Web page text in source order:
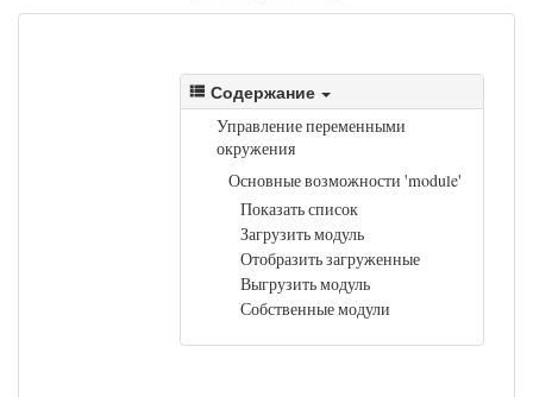
Содержание
Управление переменными
окружения
Основные возможности 'module'
Показать список
Загрузить модуль
Отобразить загруженные
Выгрузить модуль
Собственные модули